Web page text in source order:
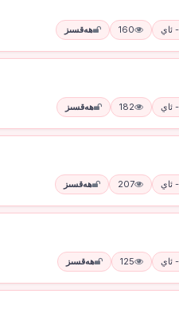
160 ھەقسىز
182 ھەقسىز
207 ھەقسىز
125 ھەقسىز